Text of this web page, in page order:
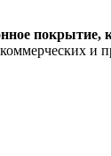
покрытие,